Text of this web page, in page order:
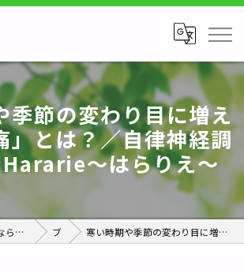
季節の変わり目に増え
」とは？／自律神経調
〜はらりえ〜
宇都宮の巻き爪なら巻き爪補正24栃木フットケアセンター宇都宮店 ブログ 寒い時期や季節の変わり目に増える「気圧痛」とは？／自律神経調整サロンHararie〜はらりえ〜